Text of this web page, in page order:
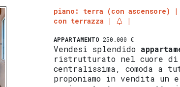
piano: terra (con ascensore)
con terrazza
APPARTAMENTO 250.000 €
Vendesi splendido
ristrutturato nel cuore di
centralissima, comoda
proponiamo in vendita un